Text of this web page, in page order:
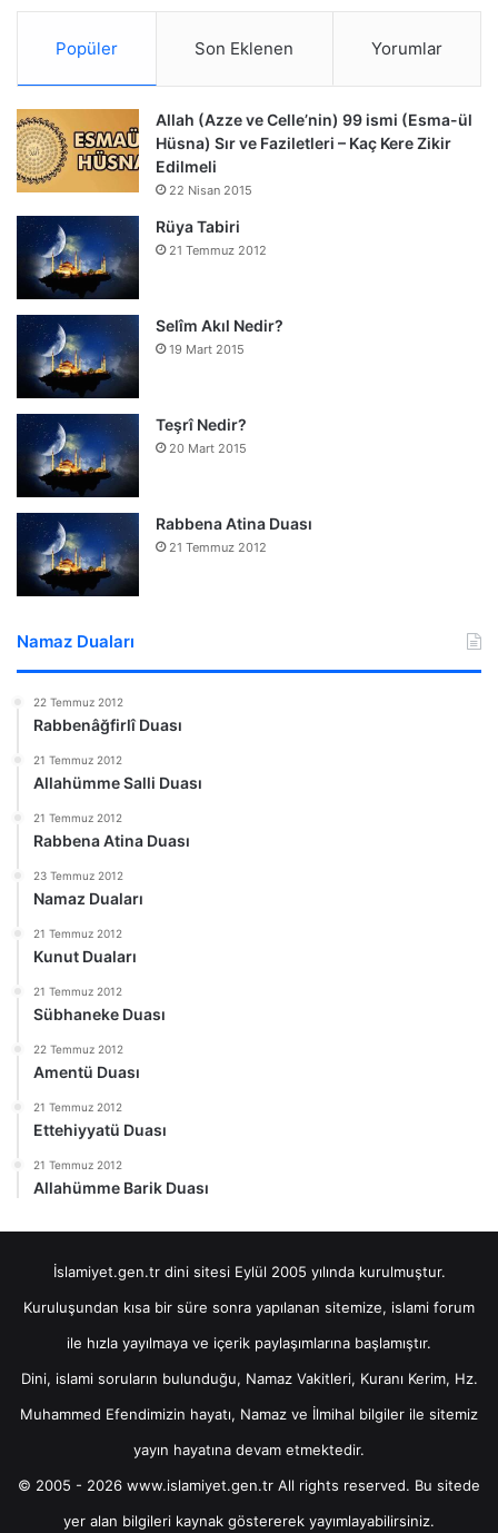
Popüler Son Eklenen Yorumlar
Allah (Azze ve Celle’nin) 99 ismi (Esma-ül
Hüsna) Sır ve Faziletleri – Kaç Kere Zikir
Edilmeli
22 Nisan 2015
Rüya Tabiri
21 Temmuz 2012
Selîm Akıl Nedir?
19 Mart 2015
Teşrî Nedir?
20 Mart 2015
Rabbena Atina Duası
21 Temmuz 2012
Namaz Duaları
22 Temmuz 2012
Rabbenâğfirlî Duası
21 Temmuz 2012
Allahümme Salli Duası
21 Temmuz 2012
Rabbena Atina Duası
23 Temmuz 2012
Namaz Duaları
21 Temmuz 2012
Kunut Duaları
21 Temmuz 2012
Sübhaneke Duası
22 Temmuz 2012
Amentü Duası
21 Temmuz 2012
Ettehiyyatü Duası
21 Temmuz 2012
Allahümme Barik Duası
İslamiyet.gen.tr dini sitesi Eylül 2005 yılında kurulmuştur.
Kuruluşundan kısa bir süre sonra yapılanan sitemize, islami forum
ile hızla yayılmaya ve içerik paylaşımlarına başlamıştır.
Dini, islami soruların bulunduğu, Namaz Vakitleri, Kuranı Kerim, Hz.
Muhammed Efendimizin hayatı, Namaz ve İlmihal bilgiler ile sitemiz
yayın hayatına devam etmektedir.
© 2005 - 2026 www.islamiyet.gen.tr All rights reserved. Bu sitede
yer alan bilgileri kaynak göstererek yayımlayabilirsiniz.